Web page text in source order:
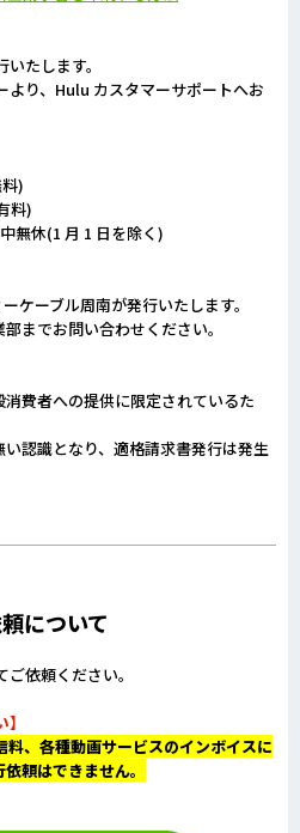
たします。
り、Hulu カスタマーサポートへお
)
料)
無休(1 月 1 日を除く)
ーブル周南が発行いたします。
でお問い合わせください。
費者への提供に限定されているた
認識となり、適格請求書発行は発生
について
依頼ください。
、各種動画サービスのインボイスに
頼はできません。